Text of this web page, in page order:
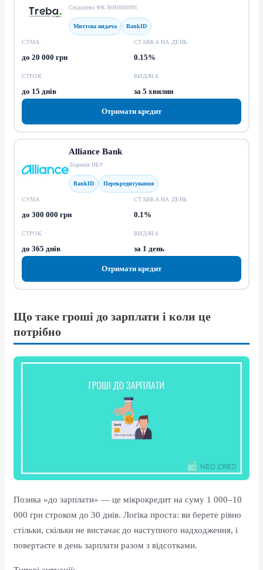
Свідоцтво ФК №В0000391
Миттєва видача BankID
СУМА
до 20 000 грн
СТАВКА НА ДЕНЬ
0.15%
СТРОК
до 15 днів
ВИДАЧА
за 5 хвилин
Отримати кредит
Alliance Bank
Ліцензія НБУ
BankID Перекредитування
СУМА
до 300 000 грн
СТАВКА НА ДЕНЬ
0.1%
СТРОК
до 365 днів
ВИДАЧА
за 1 день
Отримати кредит
Що таке гроші до зарплати і коли це
потрібно
Позика «до зарплати» — це мікрокредит на суму 1 000–10
000 грн строком до 30 днів. Логіка проста: ви берете рівно
стільки, скільки не вистачає до наступного надходження, і
повертаєте в день зарплати разом з відсотками.